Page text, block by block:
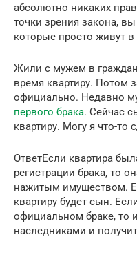
абсолютно никаких
точки зрения закона,
которые просто живут
Жили с мужем в
время квартиру. Потом
официально. Недавно
первого брака. Сейчас
квартиру. Могу я что-то
ОтветЕсли квартира
регистрации брака, то
нажитым имуществом.
квартиру будет сын.
официальном браке, то
наследниками и